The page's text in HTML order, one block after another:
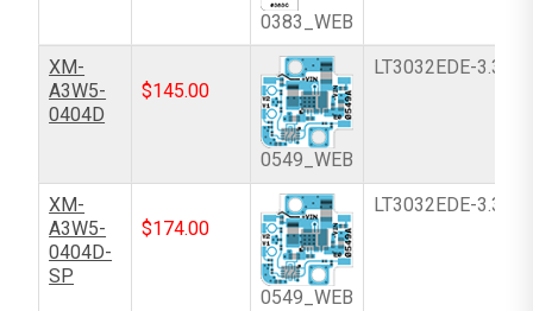
0383_WEB
XM-
A3W5-
0404D
$145.00
0549_WEB
LT3032EDE-
XM-
A3W5-
0404D-
SP
$174.00
0549_WEB
LT3032EDE-